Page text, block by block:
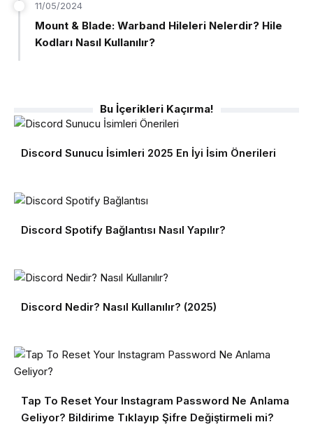
11/05/2024
Mount & Blade: Warband Hileleri Nelerdir? Hile
Kodları Nasıl Kullanılır?
Bu İçerikleri Kaçırma!
Discord Sunucu İsimleri 2025 En İyi İsim Önerileri
Discord Spotify Bağlantısı Nasıl Yapılır?
Discord Nedir? Nasıl Kullanılır? (2025)
Tap To Reset Your Instagram Password Ne Anlama
Geliyor? Bildirime Tıklayıp Şifre Değiştirmeli mi?